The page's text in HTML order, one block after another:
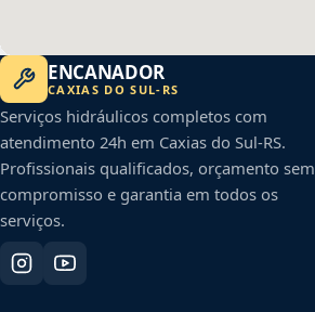
ENCANADOR
CAXIAS DO SUL- RS
Serviços hidráulicos completos com
atendimento 24h em Caxias do Sul-RS.
Profissionais qualificados, orçamento sem
compromisso e garantia em todos os
serviços.